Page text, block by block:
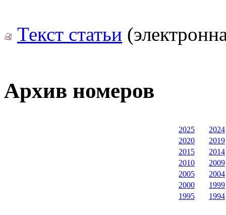
Текст статьи
Архив номеров
2025
2024
2020
2019
2015
2014
2010
2009
2005
2004
2000
1999
1995
1994